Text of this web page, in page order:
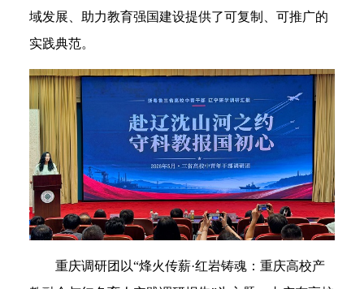
域发展、助力教育强国建设提供了可复制、可推广的
实践典范。
重庆调研团以“烽火传薪·红岩铸魂：重庆高校产